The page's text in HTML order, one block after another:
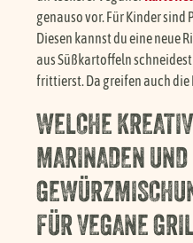
genauso vor. Für Kinder sind
Diesen kannst du eine neue
aus Süßkartoffeln
frittierst. Da greifen auch die
WELCHE
MARINADEN UND
FÜR VEGANE